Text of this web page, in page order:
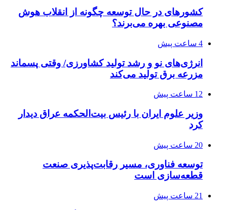
کشورهای در حال توسعه چگونه از انقلاب هوش
مصنوعی بهره می‌برند؟
4 ساعت پیش
انرژی‌های نو و رشد تولید کشاورزی/ وقتی پسماند
مزرعه‌ برق تولید می‌کند
12 ساعت پیش
وزیر علوم ایران با رئیس بیت‌الحکمه عراق دیدار
کرد
20 ساعت پیش
توسعه فناوری، مسیر رقابت‌پذیری صنعت
قطعه‌سازی است
21 ساعت پیش